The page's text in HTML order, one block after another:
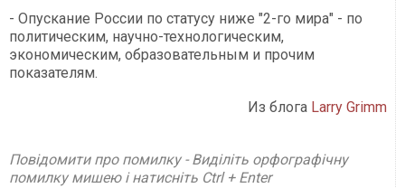
- Опускание России по статусу ниже "2-го мира" - по
политическим, научно-технологическим,
экономическим, образовательным и прочим
показателям.
Из блога Larry Grimm
Повідомити про помилку - Виділіть орфографічну
помилку мишею і натисніть Ctrl + Enter